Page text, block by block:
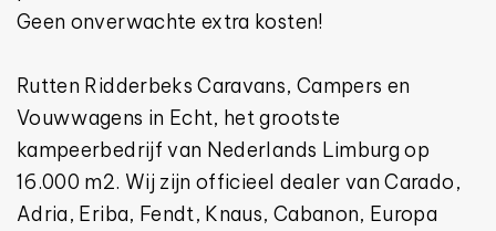
Geen onverwachte extra kosten!
Rutten Ridderbeks Caravans, Campers en
Vouwwagens in Echt, het grootste
kampeerbedrijf van Nederlands Limburg op
16.000 m2. Wij zijn officieel dealer van Carado,
Adria, Eriba, Fendt, Knaus, Cabanon, Europa